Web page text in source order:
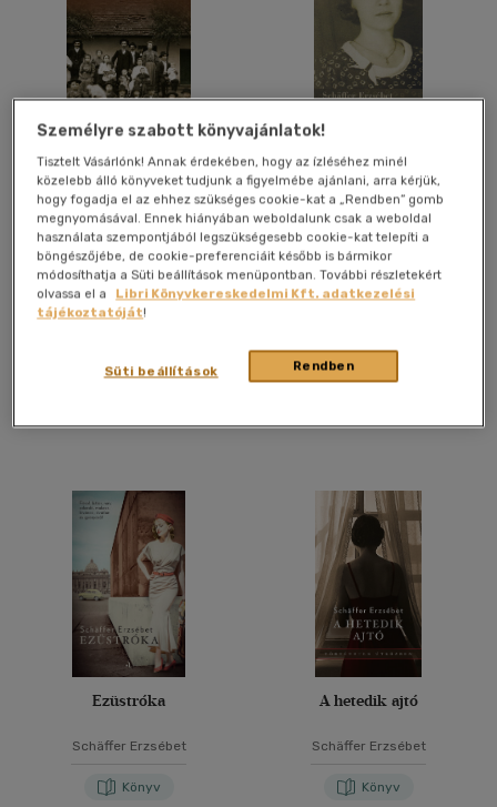
Toronyiránt
Schäffer Erzsébet
Könyv
Árinformációk
A temesvári lány
Schäffer Erzsébet
Könyv
Borító ár:4 990 Ft
Kosárba
Ezüstróka
Schäffer Erzsébet
Könyv
A hetedik ajtó
Schäffer Erzsébet
Könyv
Személyre szabott könyvajánlatok!
Tisztelt Vásárlónk! Annak érdekében, hogy az ízléséhez minél
közelebb álló könyveket tudjunk a figyelmébe ajánlani, arra kérjük,
hogy fogadja el az ehhez szükséges cookie-kat a „Rendben” gomb
megnyomásával. Ennek hiányában weboldalunk csak a weboldal
használata szempontjából legszükségesebb cookie-kat telepíti a
böngészőjébe, de cookie-preferenciáit később is bármikor
módosíthatja a Süti beállítások menüpontban. További részletekért
olvassa el a
Libri Könyvkereskedelmi Kft. adatkezelési
tájékoztatóját!
Rendben
Süti beállítások